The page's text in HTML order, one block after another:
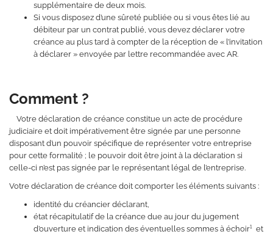
supplémentaire de deux mois.
Si vous disposez d’une sûreté publiée ou si vous êtes lié au
débiteur par un contrat publié, vous devez déclarer votre
créance au plus tard à compter de la réception de « l’invitation
à déclarer » envoyée par lettre recommandée avec AR.
Comment ?
Votre déclaration de créance constitue un acte de procédure
judiciaire et doit impérativement être signée par une personne
disposant d’un pouvoir spécifique de représenter votre entreprise
pour cette formalité ; le pouvoir doit être joint à la déclaration si
celle-ci n’est pas signée par le représentant légal de l’entreprise.
Votre déclaration de créance doit comporter les éléments suivants :
identité du créancier déclarant,
état récapitulatif de la créance due au jour du jugement
d’ouverture et indication des éventuelles sommes à échoir¹ et